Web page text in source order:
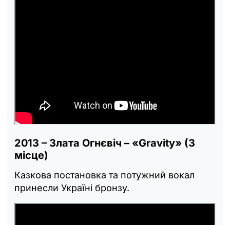
2013 – Злата Огнєвіч – «Gravity» (3
місце)
Казкова постановка та потужний вокал
принесли Україні бронзу.